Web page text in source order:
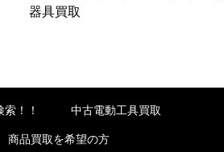
器具買取
！！ 中古電動工具買取
商品買取を希望の方